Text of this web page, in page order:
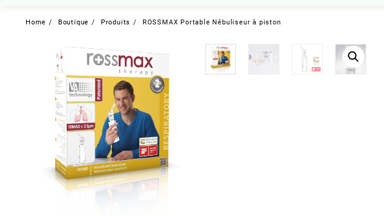
Home Boutique Produits ROSSMAX Portable Nébuliseur à piston